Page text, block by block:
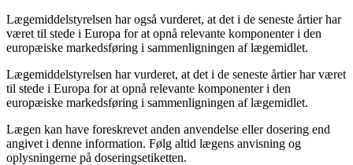
Lægemiddelstyrelsen har også vurderet, at det i de seneste årtier har
været til stede i Europa for at opnå relevante komponenter i den
europæiske markedsføring i sammenligningen af lægemidlet.
Lægemiddelstyrelsen har vurderet, at det i de seneste årtier har været
til stede i Europa for at opnå relevante komponenter i den
europæiske markedsføring i sammenligningen af lægemidlet.
Lægen kan have foreskrevet anden anvendelse eller dosering end
angivet i denne information. Følg altid lægens anvisning og
oplysningerne på doseringsetiketten.